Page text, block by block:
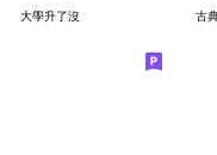
大學升了沒